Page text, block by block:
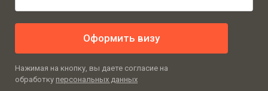
Оформить визу
Нажимая на кнопку, вы даете согласие на
обработку персональных данных